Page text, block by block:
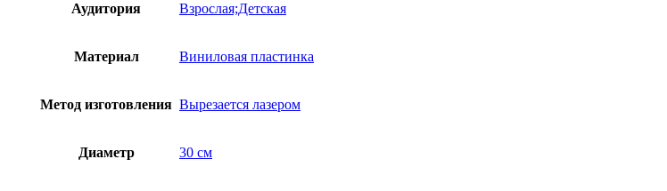
Аудитория Взрослая;Детская
Материал Виниловая пластинка
Метод изготовления Вырезается лазером
Диаметр 30 см